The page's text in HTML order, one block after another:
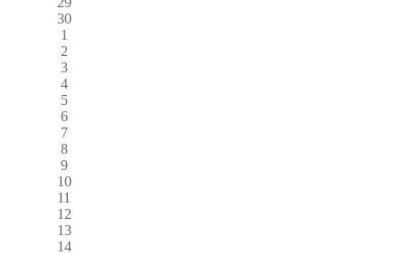
30
1
2
3
4
5
6
7
8
9
10
11
12
13
14